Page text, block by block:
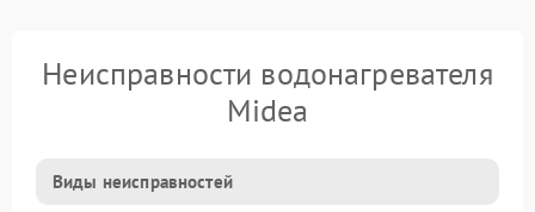
Неисправности водонагревателя
Midea
Виды неисправностей